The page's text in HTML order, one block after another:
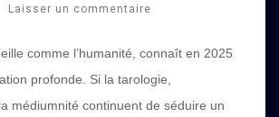
Laisser un commentaire
comme l’humanité, connaît en 2025
profonde. Si la tarologie,
médiumnité continuent de séduire un